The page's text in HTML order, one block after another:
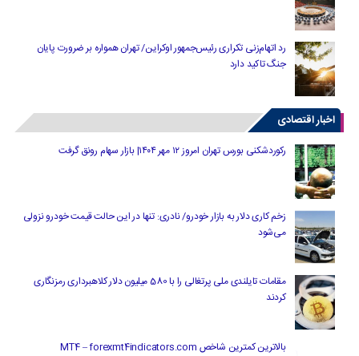
رد اتهام‌زنی تکراری رئیس‌جمهور اوکراین/ تهران همواره بر ضرورت پایان
جنگ تاکید دارد
اخبار اقتصادی
رکوردشکنی بورس تهران امروز ۱۲ مهر ۱۴۰۴| بازار سهام رونق گرفت
زخم کاری دلار به بازار خودرو/ نادری: تنها در این حالت قیمت خودرو نزولی
می‌شود
مقامات تایلندی ملی پرتغالی را با 580 میلیون دلار کلاهبرداری رمزنگاری
کردند
بالاترین کمترین شاخص MT4 – forexmt4indicators.com